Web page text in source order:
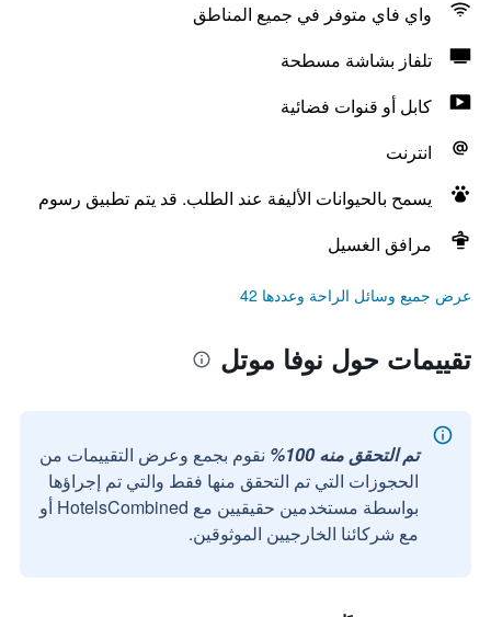
واي فاي متوفر في جميع المناطق
تلفاز بشاشة مسطحة
كابل أو قنوات فضائية
انترنت
يسمح بالحيوانات الأليفة عند الطلب. قد يتم تطبيق رسوم
مرافق الغسيل
عرض جميع وسائل الراحة وعددها 42
تقييمات حول نوفا موتل
تم التحقق منه 100%
نقوم بجمع وعرض التقييمات من
الحجوزات التي تم التحقق منها فقط والتي تم إجراؤها
بواسطة مستخدمين حقيقيين مع HotelsCombined أو
مع شركائنا الخارجيين الموثوقين.